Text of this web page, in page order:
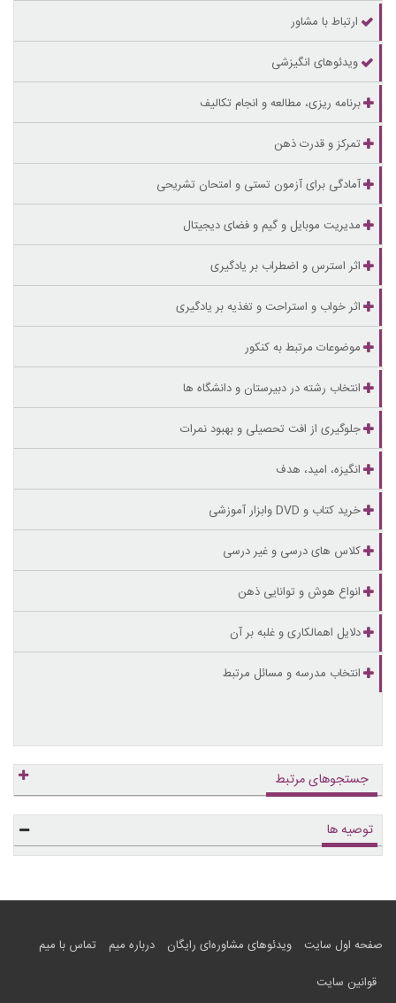
ارتباط با مشاور
ویدئوهای انگیزشی
برنامه ریزی، مطالعه و انجام تکالیف
تمرکز و قدرت ذهن
آمادگی برای آزمون تستی و امتحان تشریحی
مدیریت موبایل و گیم و فضای دیجیتال
اثر استرس و اضطراب بر یادگیری
اثر خواب و استراحت و تغذیه بر یادگیری
موضوعات مرتبط به کنکور
انتخاب رشته در دبیرستان و دانشگاه ها
جلوگیری از افت تحصیلی و بهبود نمرات
انگیزه، امید، هدف
خرید کتاب و DVD وابزار آموزشی
کلاس های درسی و غیر درسی
انواع هوش و توانایی ذهن
دلایل اهمالکاری و غلبه بر آن
انتخاب مدرسه و مسائل مرتبط
جستجوهای مرتبط
توصیه ها
صفحه اول سایت ویدئوهای مشاوره‌ای رایگان درباره میم
تماس با میم
قوانین سایت